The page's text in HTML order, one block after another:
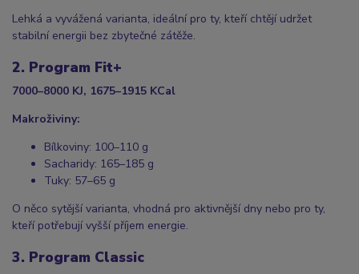
Lehká a vyvážená varianta, ideální pro ty, kteří chtějí udržet
stabilní energii bez zbytečné zátěže.
2. Program Fit+
7000–8000 KJ, 1675–1915 KCal
Makroživiny:
Bílkoviny: 100–110 g
Sacharidy: 165–185 g
Tuky: 57–65 g
O něco sytější varianta, vhodná pro aktivnější dny nebo pro ty,
kteří potřebují vyšší příjem energie.
3. Program Classic